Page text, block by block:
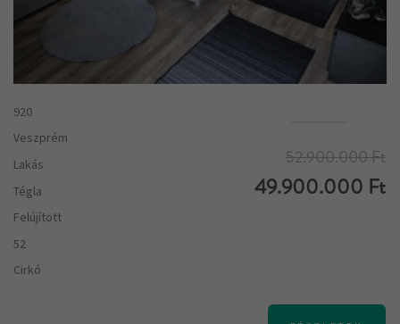
920
Veszprém
Lakás
Tégla
Felújított
52
Cirkó
52.900.000 Ft
49.900.000 Ft